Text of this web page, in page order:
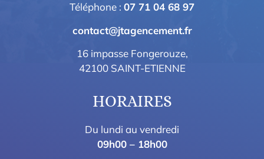
Téléphone : 07 71 04 68 97
contact@jtagencement.fr
16 impasse Fongerouze,
42100 SAINT-ETIENNE
HORAIRES
Du lundi au vendredi
09h00 – 18h00